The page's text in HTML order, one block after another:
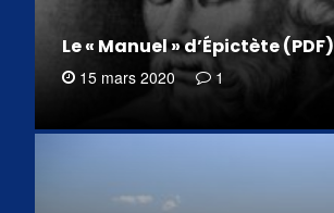
Le « Manuel » d’Épictète (PDF)
15 mars 2020 1